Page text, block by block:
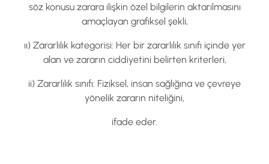
söz konusu zarara ilişkin özel bilgilerin aktarılmasını
amaçlayan grafiksel şekli,
ıı) Zararlılık kategorisi: Her bir zararlılık sınıfı içinde yer
alan ve zararın ciddiyetini belirten kriterleri,
ii) Zararlılık sınıfı: Fiziksel, insan sağlığına ve çevreye
yönelik zararın niteliğini,
ifade eder.